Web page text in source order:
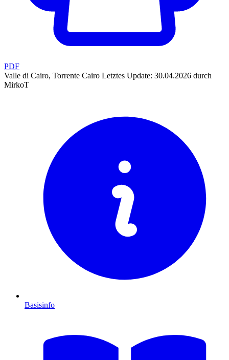
PDF
Valle di Cairo, Torrente Cairo Letztes Update: 30.04.2026 durch
MirkoT
Basisinfo